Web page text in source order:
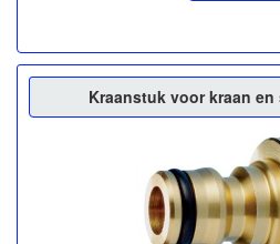
Kraanstuk voor kraan